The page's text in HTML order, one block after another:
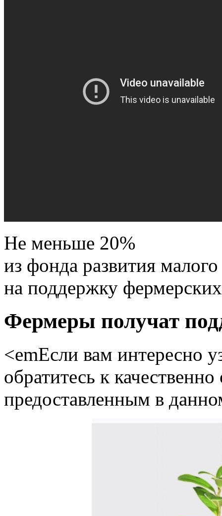
Не меньше 20%
из фонда развития
на поддержку
Фермеры получат
<emЕсли вам интересно
обратитесь к
предоставленным в